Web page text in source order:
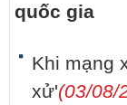
quốc gia
Khi mạng
xử'(03/08/